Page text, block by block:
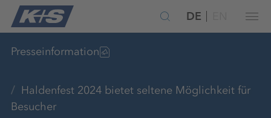
DE
Presseinformation
Haldenfest 2024 bietet seltene Möglichkeit für
Besucher